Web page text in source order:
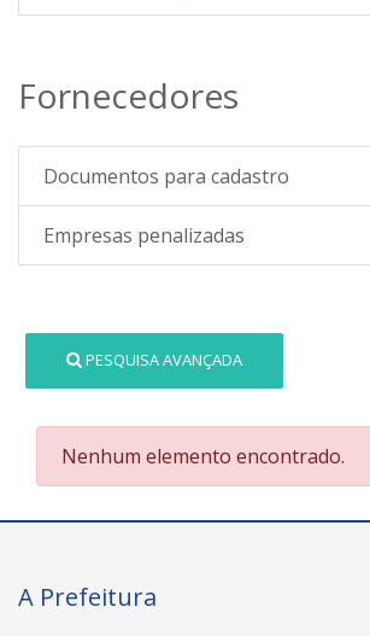
Fornecedores
Documentos para cadastro
Empresas penalizadas
PESQUISA AVANÇADA
Nenhum elemento encontrado.
A Prefeitura